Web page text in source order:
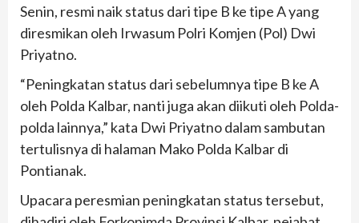
Senin, resmi naik status dari tipe B ke tipe A yang
diresmikan oleh Irwasum Polri Komjen (Pol) Dwi
Priyatno.
“Peningkatan status dari sebelumnya tipe B ke A
oleh Polda Kalbar, nanti juga akan diikuti oleh Polda-
polda lainnya,” kata Dwi Priyatno dalam sambutan
tertulisnya di halaman Mako Polda Kalbar di
Pontianak.
Upacara peresmian peningkatan status tersebut,